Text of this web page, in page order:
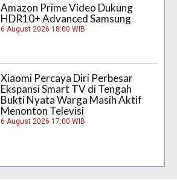
Amazon Prime Video Dukung
HDR10+ Advanced Samsung
6 August 2026 18:00 WIB
Xiaomi Percaya Diri Perbesar
Ekspansi Smart TV di Tengah
Bukti Nyata Warga Masih Aktif
Menonton Televisi
6 August 2026 17:00 WIB